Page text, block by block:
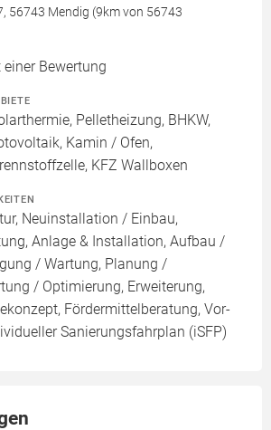
56743 Mendig (9km von 56743
einer Bewertung
Pelletheizung, BHKW,
Kamin / Ofen,
KFZ Wallboxen
Neuinstallation / Einbau,
Anlage & Installation, Aufbau /
/ Wartung, Planung /
/ Optimierung, Erweiterung,
Fördermittelberatung, Vor-
Sanierungsfahrplan (iSFP)